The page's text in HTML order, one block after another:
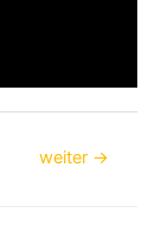
weiter →